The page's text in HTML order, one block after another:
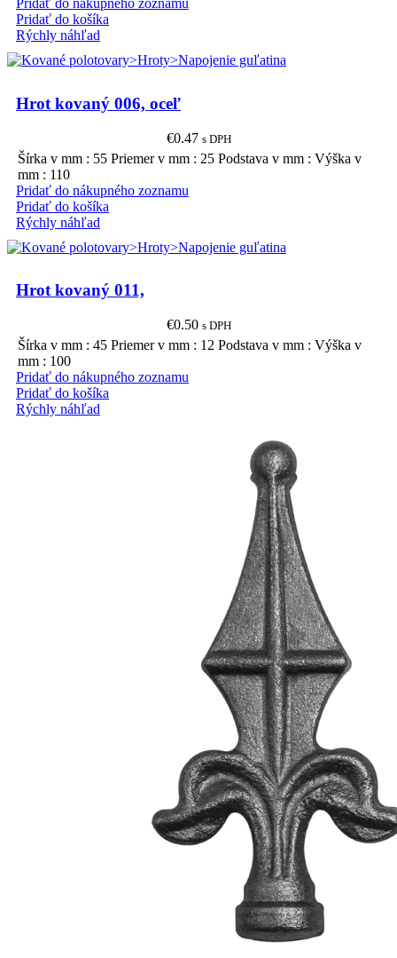
Pridať do nákupného zoznamu
Pridať do košíka
Rýchly náhľad
Hrot kovaný 006, oceľ
€0.47 s DPH
Šírka v mm : 55 Priemer v mm : 25 Podstava v mm : Výška v
mm : 110
Pridať do nákupného zoznamu
Pridať do košíka
Rýchly náhľad
Hrot kovaný 011,
€0.50 s DPH
Šírka v mm : 45 Priemer v mm : 12 Podstava v mm : Výška v
mm : 100
Pridať do nákupného zoznamu
Pridať do košíka
Rýchly náhľad